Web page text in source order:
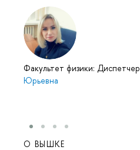
Факультет физики: Диспетчер
Юрьевна
О ВЫШКЕ